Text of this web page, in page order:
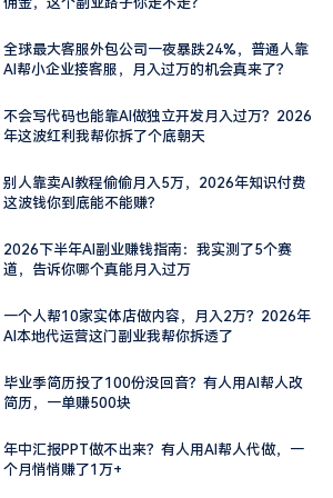
全球最大客服外包公司一夜暴跌24%，普通人靠
AI帮小企业接客服，月入过万的机会真来了？
不会写代码也能靠AI做独立开发月入过万？2026
年这波红利我帮你拆了个底朝天
别人靠卖AI教程偷偷月入5万，2026年知识付费
这波钱你到底能不能赚？
2026下半年AI副业赚钱指南：我实测了5个赛
道，告诉你哪个真能月入过万
一个人帮10家实体店做内容，月入2万？2026年
AI本地代运营这门副业我帮你拆透了
毕业季简历投了100份没回音？有人用AI帮人改
简历，一单赚500块
年中汇报PPT做不出来？有人用AI帮人代做，一
个月悄悄赚了1万+